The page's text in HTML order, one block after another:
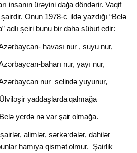
insanın ürəyini dağa döndərir. Vaqif
Onun 1978-ci ildə yazdığı “Belə
adlı şeiri bunu bir daha sübut edir:
nur , suyu nur,
nur, yayı nur,
selində yuyunur,
qalmağa
var şair olmağa.
alimlər, sərkərdələr, dahilər
hamıya qismət olmur. Şairlik